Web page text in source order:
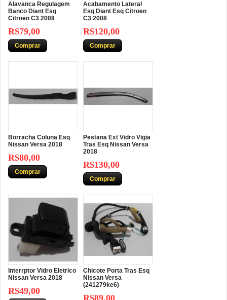
Alavanca Regulagem
Banco Diant Esq
Citroën C3 2008
R$79,00
Comprar
Acabamento Lateral
Esq Diant Esq Citroen
C3 2008
R$120,00
Comprar
Borracha Coluna Esq
Nissan Versa 2018
R$80,00
Comprar
Pestana Ext Vidro Vigia
Tras Esq Nissan Versa
2018
R$130,00
Comprar
Interrptor Vidro Eletrico
Nissan Versa 2018
R$49,00
Chicote Porta Tras Esq
Nissan Versa
(241279ke6)
R$89,00